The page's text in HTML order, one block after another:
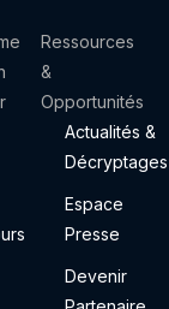
Ressources
&
Opportunités
Actualités &
Décryptages
Espace
Presse
Devenir